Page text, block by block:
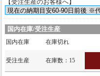
【受注生産のお客様へ】
国内在庫/受注生産
国内在庫 在庫切れ
受注生産 在庫数：15